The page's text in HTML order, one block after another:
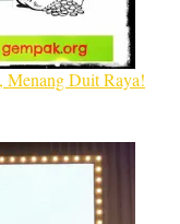
Menang Duit Raya!